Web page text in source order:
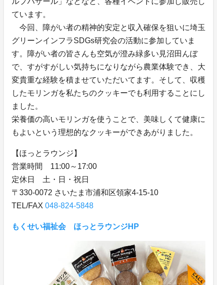
ています。
今回、障がい者の精神的安定と収入確保を狙いに埼玉
グリーンインフラSDGs研究会の活動に参加していま
す。障がい者の皆さんも空気が澄み緑多い見沼田んぼ
で、すがすがしい気持ちになりながら農業体験でき、大
変貴重な経験を積ませていただいてます。そして、収穫
したモリンガを私たちのクッキーでも利用することにし
ました。
栄養価の高いモリンガを使うことで、美味しくて健康に
もよいという理想的なクッキーができあがりました。
【ほっとラウンジ】
営業時間 11:00～17:00
定休日 土・日・祝日
〒330-0072 さいたま市浦和区領家4-15-10
TEL/FAX 048-824-5848
もくせい福祉会 ほっとラウンジHP